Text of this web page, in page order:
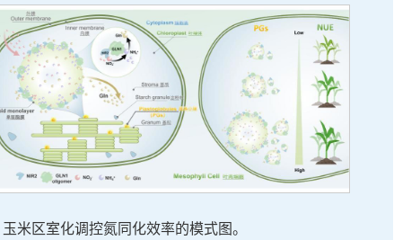
玉米区室化调控氮同化效率的模式图。